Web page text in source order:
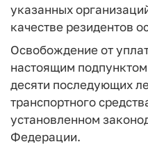
указанных
качестве резидентов
Освобождение от
настоящим
десяти последующих
транспортного
установленном
Федерации.